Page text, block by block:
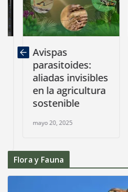
Avispas
parasitoides:
aliadas invisibles
en la agricultura
sostenible
mayo 20, 2025
Flora y Fauna